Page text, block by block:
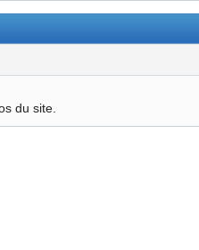
du site.